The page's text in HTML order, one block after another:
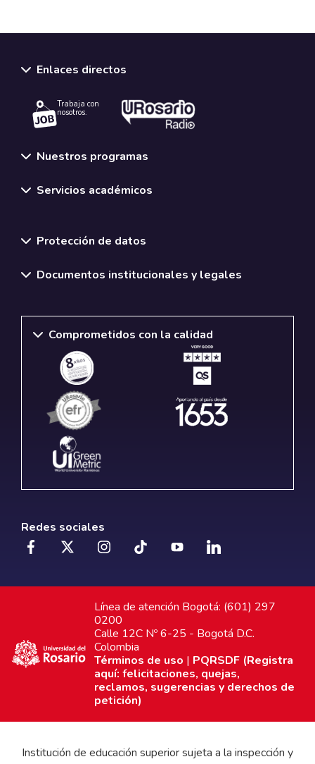
Enlaces directos
Trabaja con
nosotros.
Nuestros programas
Servicios académicos
Protección de datos
Documentos institucionales y legales
Comprometidos con la calidad
Redes sociales
Línea de atención Bogotá: (601) 297
0200
Calle 12C Nº 6-25 - Bogotá D.C.
Colombia
Términos de uso | PQRSDF (Registra
aquí: felicitaciones, quejas,
reclamos, sugerencias y derechos de
petición)
Institución de educación superior sujeta a la inspección y